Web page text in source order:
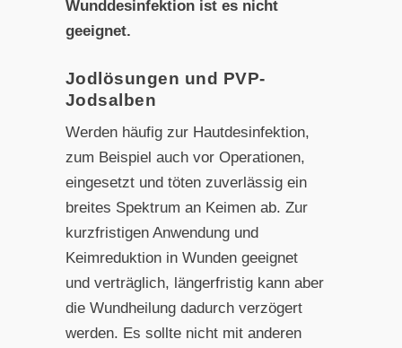
Wunddesinfektion ist es nicht
geeignet.
Jodlösungen und PVP-
Jodsalben
Werden häufig zur Hautdesinfektion,
zum Beispiel auch vor Operationen,
eingesetzt und töten zuverlässig ein
breites Spektrum an Keimen ab. Zur
kurzfristigen Anwendung und
Keimreduktion in Wunden geeignet
und verträglich, längerfristig kann aber
die Wundheilung dadurch verzögert
werden. Es sollte nicht mit anderen